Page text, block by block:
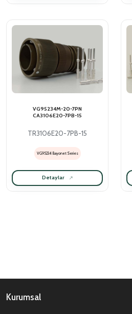
VG95234M-20-7PN
CA3106E20-7PB-15
TR3106E20-7PB-15
VG95234 Bayonet Series
Detaylar
Kurumsal